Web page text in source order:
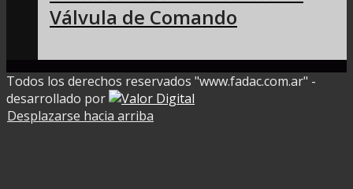
Válvula de Comando
Todos los derechos reservados "www.fadac.com.ar" -
desarrollado por
Desplazarse hacia arriba